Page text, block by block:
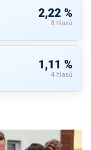
2,22 %
8 hlasů
1,11 %
4 hlasů